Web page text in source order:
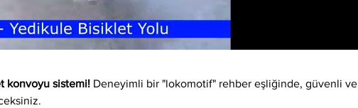
konvoyu sistemi! Deneyimli bir "lokomotif" rehber eşliğinde, güvenli ve